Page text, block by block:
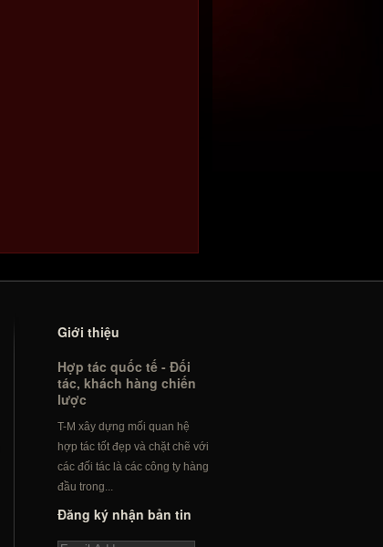
Giới thiệu
Hợp tác quốc tế - Đối
tác, khách hàng chiến
lược
T-M xây dựng mối quan hệ
hợp tác tốt đẹp và chặt chẽ với
các đối tác là các công ty hàng
đầu trong...
Đăng ký nhận bản tin